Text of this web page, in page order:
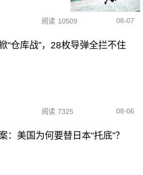
阅读 10509 08-07
“仓库战”，28枚导弹全拦不住
阅读 7325 08-06
：美国为何要替日本“托底”？